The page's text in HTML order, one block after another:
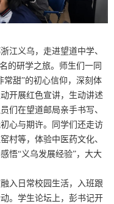
江义乌，走进望道中学、
的研学之旅。师生们一同
常甜”的初心信仰，深刻体
开展红色宣讲，生动讲述
们在望道邮局亲手书写、
心与期许。同学们还走访
村等，体验中医药文化、
悟“义乌发展经验”，大大
入日常校园生活，入班跟
。学生论坛上，彭书记开